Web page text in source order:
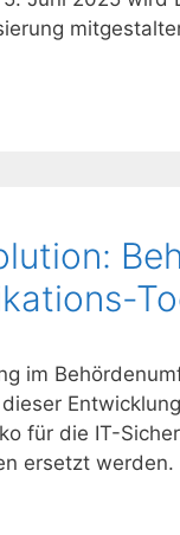
im
für die IT-
ersetzt werden.